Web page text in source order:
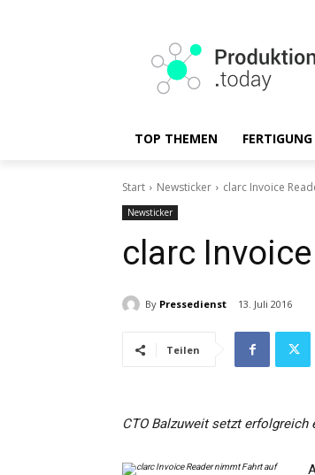
TOP THEMEN FERTIGUNG
Start Newsticker clarc Invoice
Newsticker
clarc
By Pressedienst 13. Juli 2016
Teilen
CTO Balzuweit setzt erfolgreich